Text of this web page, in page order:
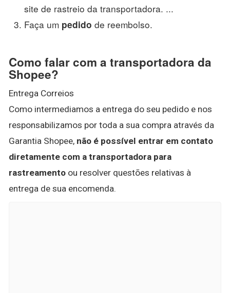
site de rastreio da transportadora. ...
Faça um pedido de reembolso.
Como falar com a transportadora da
Shopee?
Entrega Correios
Como intermediamos a entrega do seu pedido e nos
responsabilizamos por toda a sua compra através da
Garantia Shopee, não é possível entrar em contato
diretamente com a transportadora para
rastreamento ou resolver questões relativas à
entrega de sua encomenda.